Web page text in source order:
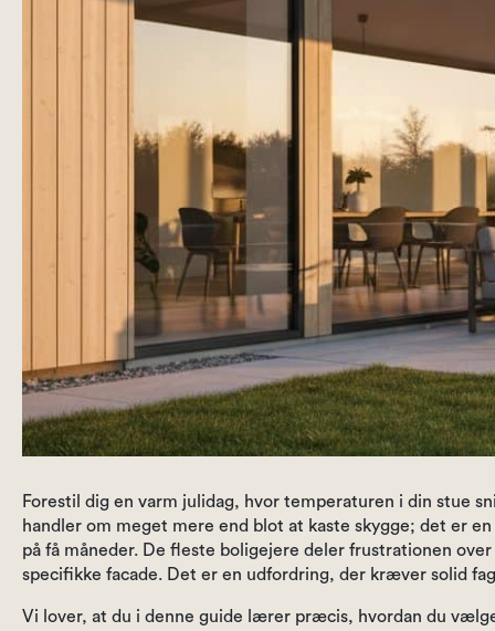
Forestil dig en varm julidag, hvor temperaturen i din stue
handler om meget mere end blot at kaste skygge; det er
på få måneder. De fleste boligejere deler frustrationen
specifikke facade. Det er en udfordring, der kræver solid
Vi lover, at du i denne guide lærer præcis, hvordan du